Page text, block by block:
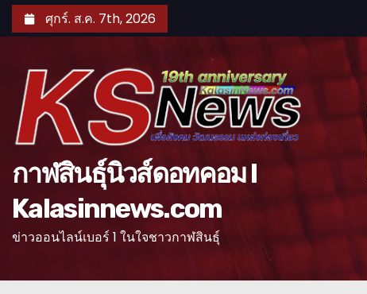
k
t
ศุกร์. ส.ค. 7th, 2026
กาฬสินธุ์นิวส์ดอทคอม l
Kalasinnews.com
ข่าวออนไลน์เบอร์ 1 ในใจชาวกาฬสินธุ์